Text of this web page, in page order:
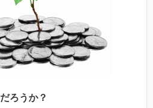
ろうか？